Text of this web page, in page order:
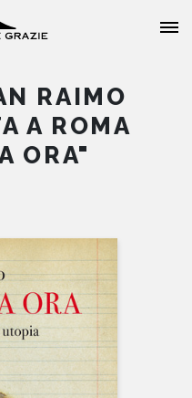
RAIMO
A ROMA
ORA"